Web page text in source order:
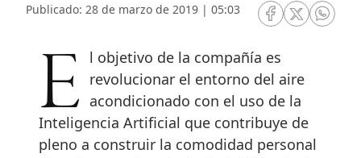
Publicado: 28 de marzo de 2019 | 05:03
RRSS Facebook
RRSSRRSS
El objetivo de la compañía es revolucionar el entorno del aire
acondicionado con el uso de la
Inteligencia Artificial que contribuye de
pleno a construir la comodidad personal